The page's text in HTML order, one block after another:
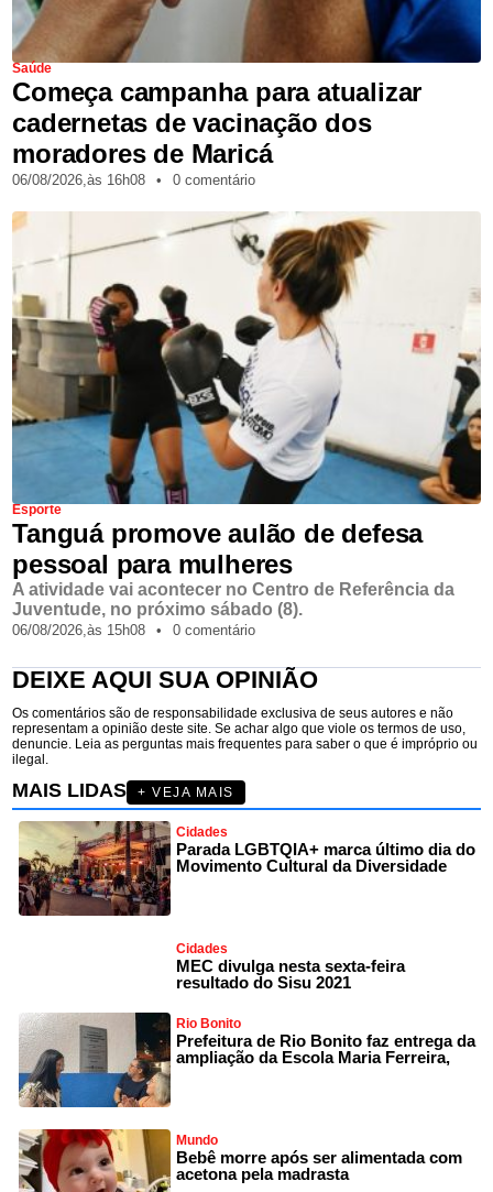
Saúde
Começa campanha para atualizar
cadernetas de vacinação dos
moradores de Maricá
06/08/2026,às 16h08 • 0 comentário
Esporte
Tanguá promove aulão de defesa
pessoal para mulheres
A atividade vai acontecer no Centro de Referência da
Juventude, no próximo sábado (8).
06/08/2026,às 15h08 • 0 comentário
DEIXE AQUI SUA OPINIÃO
Os comentários são de responsabilidade exclusiva de seus autores e não
representam a opinião deste site. Se achar algo que viole os termos de uso,
denuncie. Leia as perguntas mais frequentes para saber o que é impróprio ou
ilegal.
MAIS LIDAS + VEJA MAIS
Cidades
Parada LGBTQIA+ marca último dia do
Movimento Cultural da Diversidade
Cidades
MEC divulga nesta sexta-feira
resultado do Sisu 2021
Rio Bonito
Prefeitura de Rio Bonito faz entrega da
ampliação da Escola Maria Ferreira,
Mundo
Bebê morre após ser alimentada com
acetona pela madrasta